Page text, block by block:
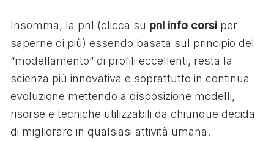
Insomma, la pnl (clicca su pnl info corsi per
saperne di più) essendo basata sul principio del
“modellamento” di profili eccellenti, resta la
scienza più innovativa e soprattutto in continua
evoluzione mettendo a disposizione modelli,
risorse e tecniche utilizzabili da chiunque decida
di migliorare in qualsiasi attività umana.